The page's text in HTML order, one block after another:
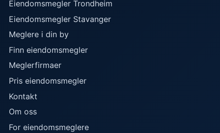
Eiendomsmegler Trondheim
Eiendomsmegler Stavanger
Meglere i din by
Finn eiendomsmegler
Meglerfirmaer
Pris eiendomsmegler
Kontakt
Om oss
For eiendomsmeglere